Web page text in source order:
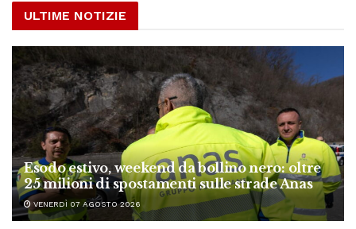
ULTIME NOTIZIE
Esodo estivo, weekend da bollino nero: oltre
25 milioni di spostamenti sulle strade Anas
VENERDÌ 07 AGOSTO 2026